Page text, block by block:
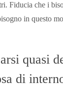
Fiducia che i
in questo
quasi
di